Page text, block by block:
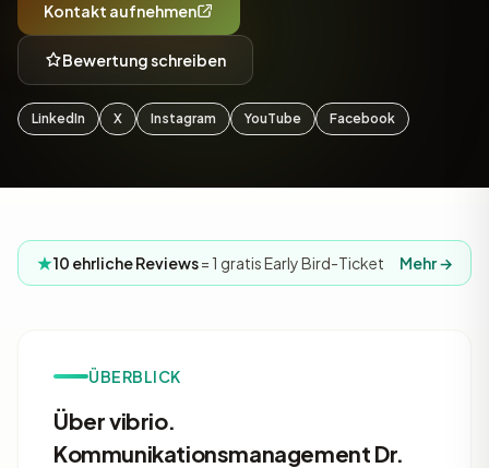
Kontakt aufnehmen
Bewertung schreiben
LinkedIn X Instagram YouTube Facebook
10 ehrliche Reviews= 1 gratis Early Bird-Ticket Mehr →
ÜBERBLICK
Über vibrio.
Kommunikationsmanagement Dr.